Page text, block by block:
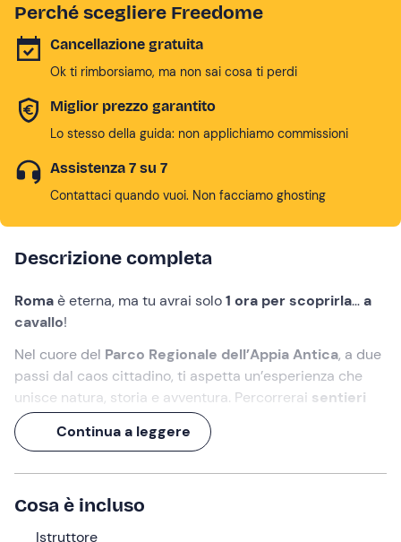
Perché scegliere Freedome
Cancellazione gratuita
Ok ti rimborsiamo, ma non sai cosa ti perdi
Miglior prezzo garantito
Lo stesso della guida: non applichiamo commissioni
Assistenza 7 su 7
Contattaci quando vuoi. Non facciamo ghosting
Descrizione completa
Romaè eterna, ma tu avrai solo1 ora per scoprirla…a
cavallo!
Nel cuore del Parco Regionale dell’Appia Antica, a due
passi dal caos cittadino, ti aspetta un’esperienza che
unisce natura, storia e avventura. Percorrerai sentieri
immersi nel verde, traresti archeologici
senza tempo, in sella a undocilissimo cavallo
Un modo speciale per esplorare un
della capitalecon occhi nuovi!
Continua a leggere
Cosa è incluso
Istruttore